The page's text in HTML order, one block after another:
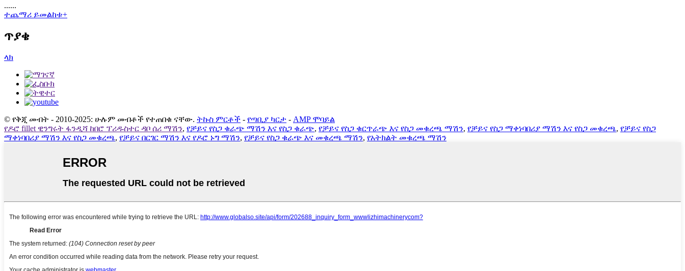
......
ተጨማሪ ይመልከቱ+
ጥያቄ
ላክ
© የቅጂ መብት - 2010-2025: ሁሉም መብቶች የተጠበቁ ናቸው. ትኩስ ምርቶች - የጣቢያ ካርታ - AMP ሞባይል
የዶሮ fillet ዊንግሩት ፋንዲሻ ከበሮ ፕሪዱስተር ዳቦ ሰሪ ማሽን, የቻይና የስጋ ቁራጭ ማሽን እና የስጋ ቁራጭ, የቻይና የስጋ ቁርጥራጭ እና የስጋ መቁረጫ ማሽን, የቻይና የስጋ ማቀነባበሪያ ማሽን እና የስጋ መቁረጫ, የቻይና የስጋ
ማቀነባበሪያ ማሽን እና የስጋ መቁረጫ, የቻይና በርገር ማሽን እና የዶሮ ኑግ ማሽን, የቻይና የስጋ ቁራጭ እና መቁረጫ ማሽን, የአትክልት መቁረጫ ማሽን